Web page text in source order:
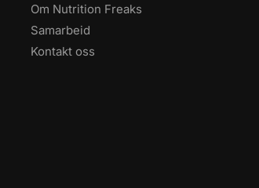
Om Nutrition Freaks
Samarbeid
Kontakt oss